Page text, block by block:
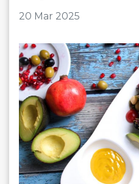
20 Mar 2025